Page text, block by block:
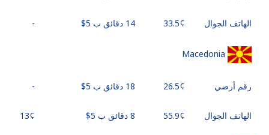
الهاتف الجوال 14 دقائق ب ⁦$5⁩ -
Macedonia
رقم أرضي 18 دقائق ب ⁦$5⁩ -
الهاتف الجوال 8 دقائق ب ⁦$5⁩